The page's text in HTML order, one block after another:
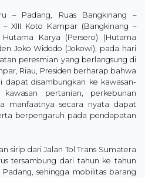
– Padang, Ruas Bangkinang –
– XIII Koto Kampar (Bangkinang –
Karya (Persero) (Hutama
Joko Widodo (Jokowi), pada hari
peresmian yang berlangsung di
Riau, Presiden berharap bahwa
dapat disambungkan ke kawasan-
pertanian, perkebunan
manfaatnya secara nyata dapat
berpengaruh pada pendapatan
sirip dari Jalan Tol Trans Sumatera
tersambung dari tahun ke tahun
sehingga mobilitas barang